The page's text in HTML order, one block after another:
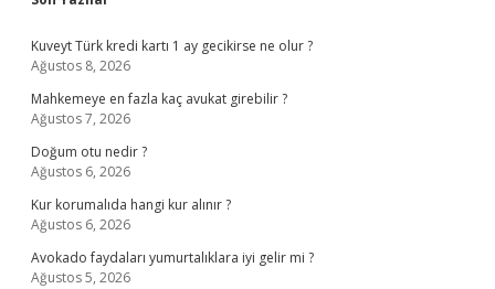
Sidebar
Kuveyt Türk kredi kartı 1 ay gecikirse ne olur ?
Ağustos 8, 2026
Mahkemeye en fazla kaç avukat girebilir ?
Ağustos 7, 2026
Doğum otu nedir ?
Ağustos 6, 2026
Kur korumalıda hangi kur alınır ?
Ağustos 6, 2026
Avokado faydaları yumurtalıklara iyi gelir mi ?
Ağustos 5, 2026